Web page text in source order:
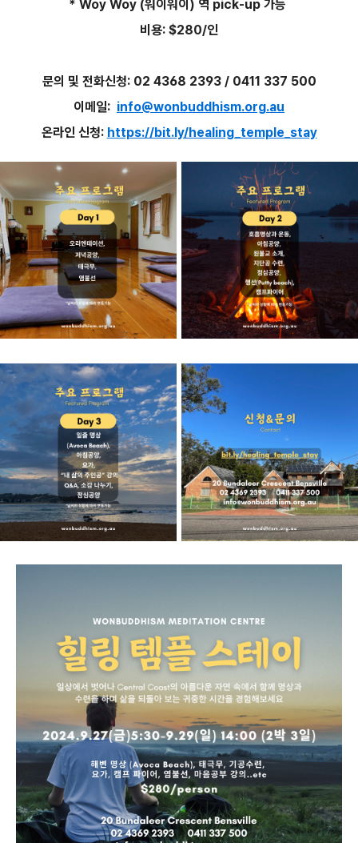
* Woy Woy (워이워이) 역 pick-up 가능
비용: $280/인
문의 및 전화신청: 02 4368 2393 / 0411 337 500
이메일: info@wonbuddhism.org.au
온라인 신청: https://bit.ly/healing_temple_stay